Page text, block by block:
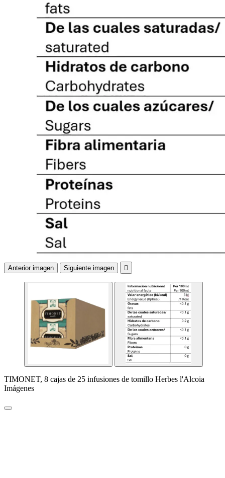
Anterior imagen Siguiente imagen 
TIMONET, 8 cajas de 25 infusiones de tomillo Herbes l'Alcoia
Imágenes